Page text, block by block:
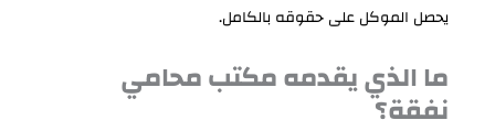
يحصل الموكل على حقوقه بالكامل.
ما الذي يقدمه مكتب محامي
نفقة؟